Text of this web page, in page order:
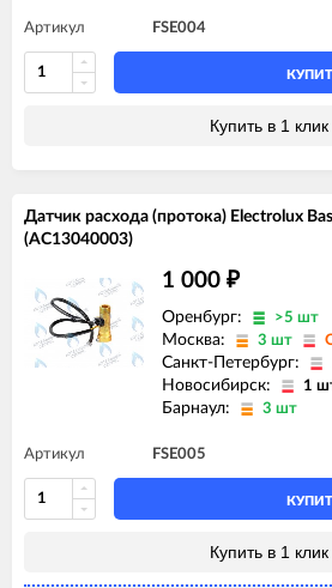
Артикул FSE004
Купить в 1 клик
Датчик расхода (протока) Electrolux
(AC13040003)
1 000 ₽
Оренбург: >5 шт
Москва: 3 шт
Санкт-Петербург:
Новосибирск: 1
Барнаул: 3 шт
Артикул FSE005
Купить в 1 клик